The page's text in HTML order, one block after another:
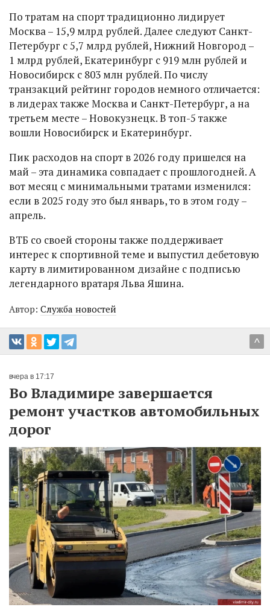
По тратам на спорт традиционно лидирует
Москва – 15,9 млрд рублей. Далее следуют Санкт-
Петербург с 5,7 млрд рублей, Нижний Новгород –
1 млрд рублей, Екатеринбург с 919 млн рублей и
Новосибирск с 803 млн рублей. По числу
транзакций рейтинг городов немного отличается:
в лидерах также Москва и Санкт-Петербург, а на
третьем месте – Новокузнецк. В топ-5 также
вошли Новосибирск и Екатеринбург.
Пик расходов на спорт в 2026 году пришелся на
май – эта динамика совпадает с прошлогодней. А
вот месяц с минимальными тратами изменился:
если в 2025 году это был январь, то в этом году –
апрель.
ВТБ со своей стороны также поддерживает
интерес к спортивной теме и выпустил дебетовую
карту в лимитированном дизайне с подписью
легендарного вратаря Льва Яшина.
Автор: Служба новостей
^
вчера в 17:17
Во Владимире завершается
ремонт участков автомобильных
дорог